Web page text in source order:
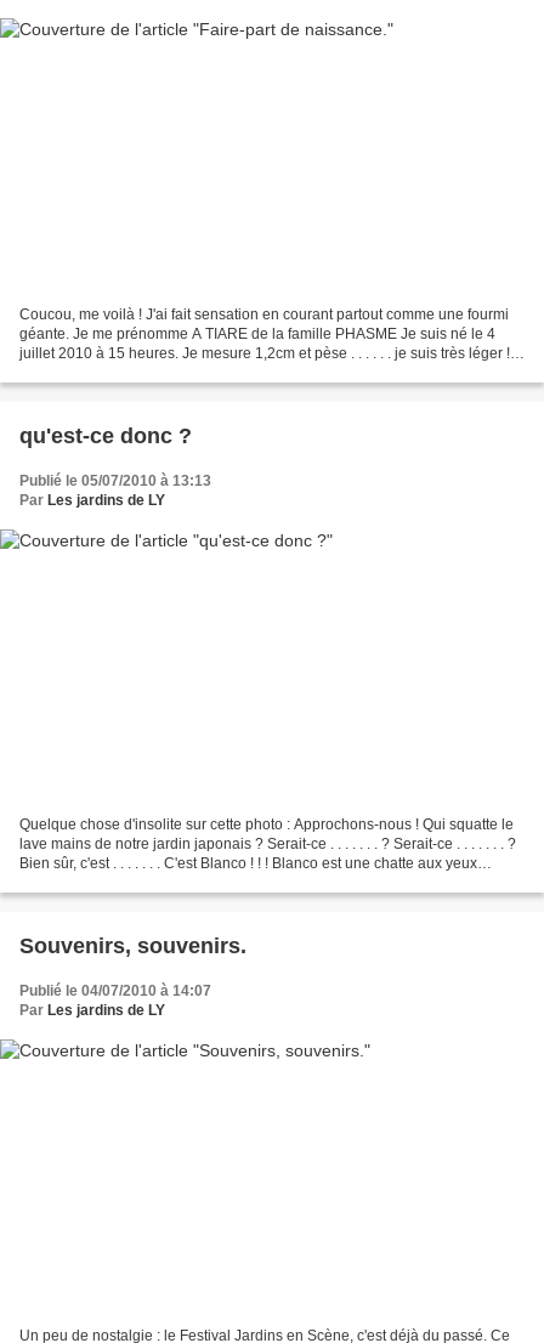
Coucou, me voilà ! J'ai fait sensation en courant partout comme une fourmi
géante. Je me prénomme A TIARE de la famille PHASME Je suis né le 4
juillet 2010 à 15 heures. Je mesure 1,2cm et pèse . . . . . . je suis très léger !
qu'est-ce donc ?
Publié le 05/07/2010 à 13:13
Par Les jardins de LY
Quelque chose d'insolite sur cette photo : Approchons-nous ! Qui squatte le
lave mains de notre jardin japonais ? Serait-ce . . . . . . . ? Serait-ce . . . . . . . ?
Bien sûr, c'est . . . . . . . C'est Blanco ! ! ! Blanco est une chatte aux yeux
Souvenirs, souvenirs.
Publié le 04/07/2010 à 14:07
Par Les jardins de LY
Un peu de nostalgie : le Festival Jardins en Scène, c'est déjà du passé. Ce